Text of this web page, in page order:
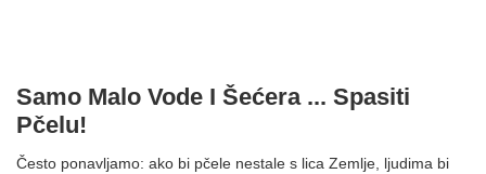
Samo Malo Vode I Šećera ... Spasiti
Pčelu!
Često ponavljamo: ako bi pčele nestale s lica Zemlje, ljudima bi